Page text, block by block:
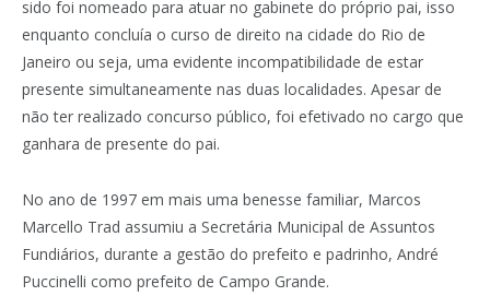
sido foi nomeado para atuar no gabinete do próprio pai, isso
enquanto concluía o curso de direito na cidade do Rio de
Janeiro ou seja, uma evidente incompatibilidade de estar
presente simultaneamente nas duas localidades. Apesar de
não ter realizado concurso público, foi efetivado no cargo que
ganhara de presente do pai.
No ano de 1997 em mais uma benesse familiar, Marcos
Marcello Trad assumiu a Secretária Municipal de Assuntos
Fundiários, durante a gestão do prefeito e padrinho, André
Puccinelli como prefeito de Campo Grande.